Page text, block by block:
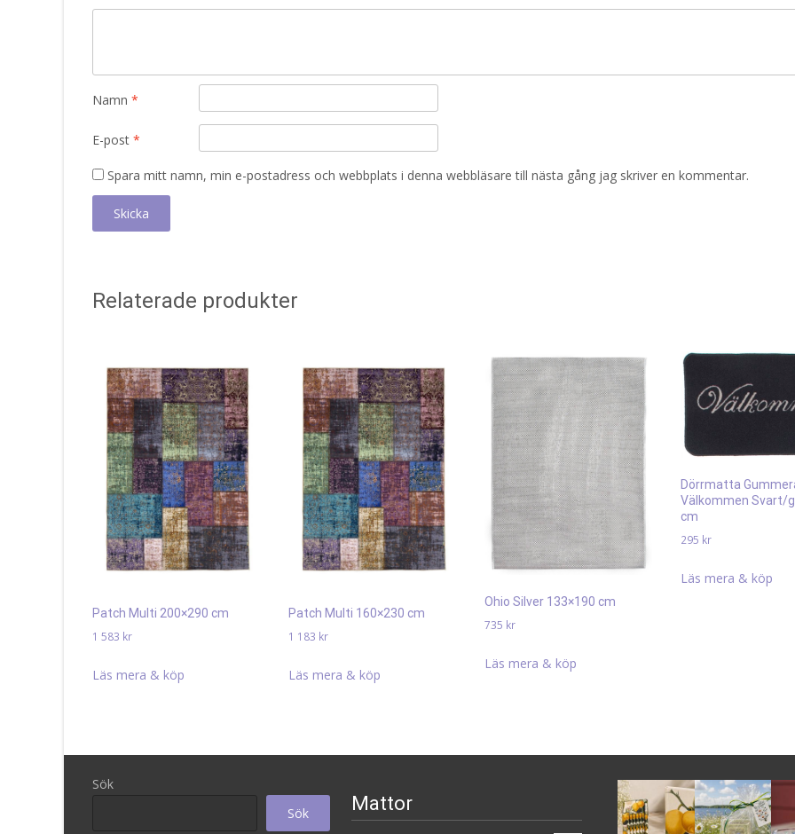
Namn *
E-post *
Spara mitt namn, min e-postadress och webbplats i denna webbläsare till nästa gång jag skriver en kommentar.
Relaterade produkter
Patch Multi 200×290 cm
1 583 kr
Läs mera & köp
Patch Multi 160×230 cm
1 183 kr
Läs mera & köp
Ohio Silver 133×190 cm
735 kr
Läs mera & köp
Dörrmatta
Välkommen Svart/
cm
295 kr
Läs mera & köp
Sök
Sök
Mattor